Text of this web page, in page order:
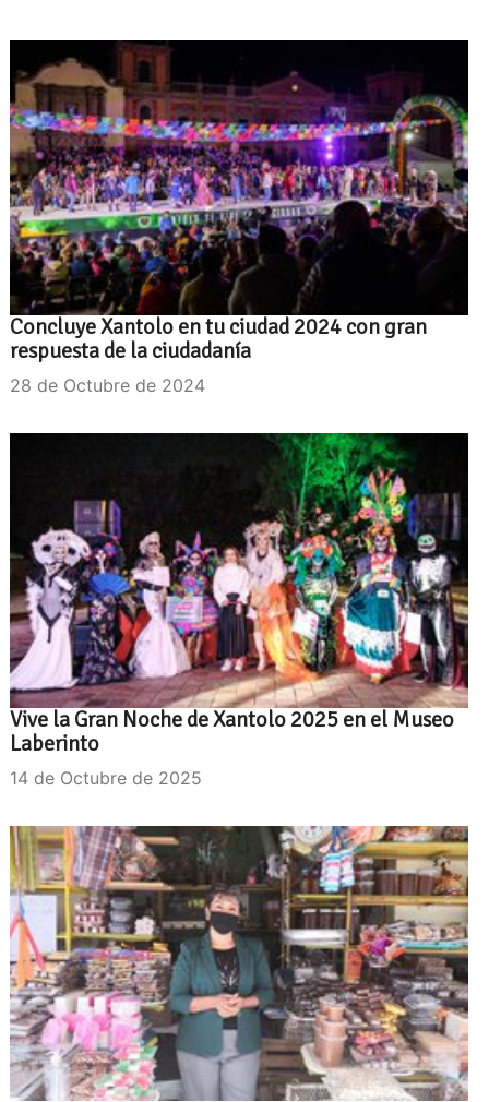
Concluye Xantolo en tu ciudad 2024 con gran
respuesta de la ciudadanía
28 de Octubre de 2024
Vive la Gran Noche de Xantolo 2025 en el Museo
Laberinto
14 de Octubre de 2025